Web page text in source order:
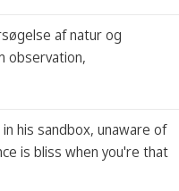
af natur og
observation,
his sandbox, unaware of
is bliss when you're that